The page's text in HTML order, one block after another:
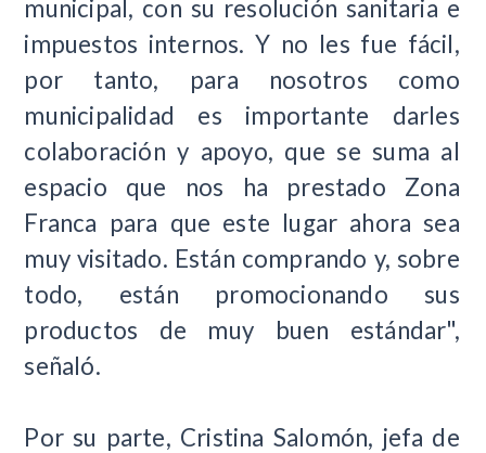
municipal, con su resolución sanitaria e
impuestos internos. Y no les fue fácil,
por tanto, para nosotros como
municipalidad es importante darles
colaboración y apoyo, que se suma al
espacio que nos ha prestado Zona
Franca para que este lugar ahora sea
muy visitado. Están comprando y, sobre
todo, están promocionando sus
productos de muy buen estándar",
señaló.
Por su parte, Cristina Salomón, jefa de